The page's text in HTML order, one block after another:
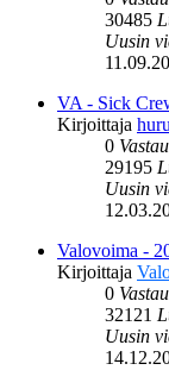
30485
Uusin
VA - Sick
Kirjoittaja huru
0
29195
Uusin
Valovoima -
Kirjoittaja
0
32121
Uusin